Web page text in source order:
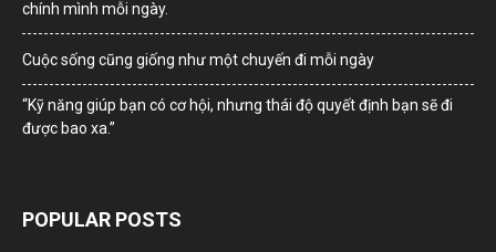
chính mình mỗi ngày.
Cuộc sống cũng giống như một chuyến đi mỗi ngày
“Kỹ năng giúp bạn có cơ hội, nhưng thái độ quyết định bạn sẽ đi
được bao xa.”
POPULAR POSTS